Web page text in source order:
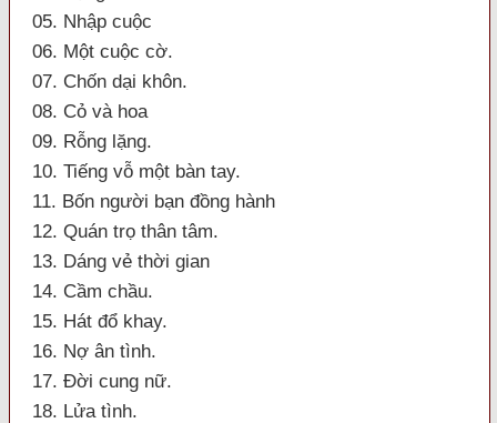
05. Nhập cuộc
06. Một cuộc cờ.
07. Chốn dại khôn.
08. Cỏ và hoa
09. Rỗng lặng.
10. Tiếng vỗ một bàn tay.
11. Bốn người bạn đồng hành
12. Quán trọ thân tâm.
13. Dáng vẻ thời gian
14. Cầm chầu.
15. Hát đổ khay.
16. Nợ ân tình.
17. Đời cung nữ.
18. Lửa tình.